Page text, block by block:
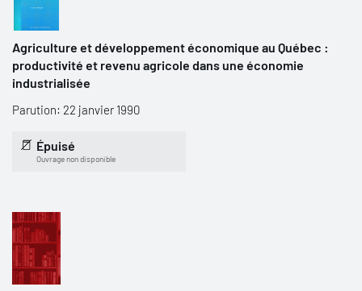
Agriculture et développement économique au Québec :
productivité et revenu agricole dans une économie
industrialisée
Parution: 22 janvier 1990
Épuisé
Ouvrage non disponible